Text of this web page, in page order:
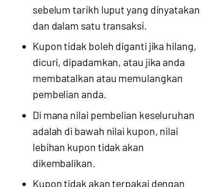
sebelum tarikh luput yang dinyatakan
dan dalam satu transaksi.
Kupon tidak boleh diganti jika hilang,
dicuri, dipadamkan, atau jika anda
membatalkan atau memulangkan
pembelian anda.
Di mana nilai pembelian keseluruhan
adalah di bawah nilai kupon, nilai
lebihan kupon tidak akan
dikembalikan.
Kupon tidak akan terpakai dengan